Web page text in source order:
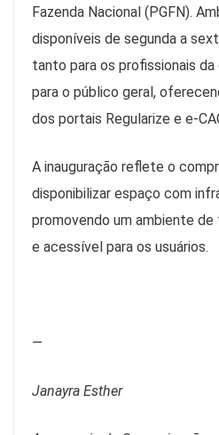
Fazenda Nacional (PGFN).
disponíveis de segunda a
tanto para os profissionais
para o público geral,
dos portais Regularize e e-
A inauguração reflete o
disponibilizar espaço com
promovendo um ambiente
e acessível para os usuários.
—
Janayra Esther